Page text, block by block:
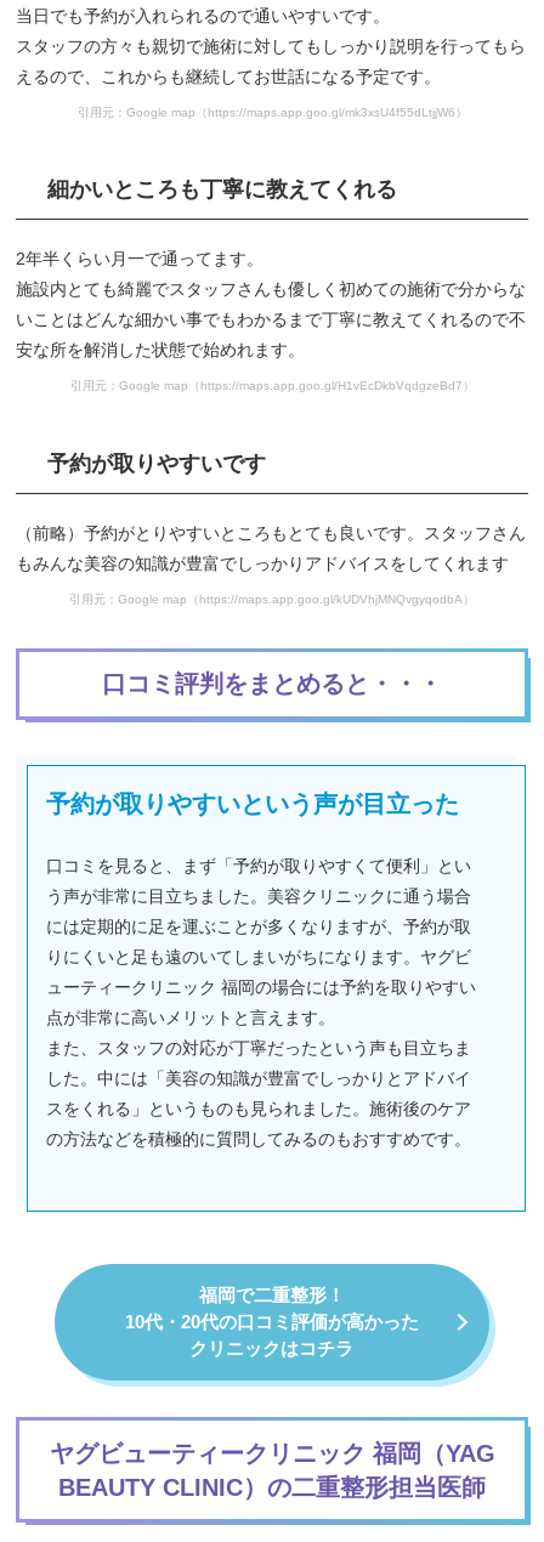
当日でも予約が入れられるので通いやすいです。
スタッフの方々も親切で施術に対してもしっかり説明を行ってもら
えるので、これからも継続してお世話になる予定です。
引用元：Google map（https://maps.app.goo.gl/mk3xsU4f55dLtjjW6）
細かいところも丁寧に教えてくれる
2年半くらい月一で通ってます。
施設内とても綺麗でスタッフさんも優しく初めての施術で分からな
いことはどんな細かい事でもわかるまで丁寧に教えてくれるので不
安な所を解消した状態で始めれます。
引用元：Google map（https://maps.app.goo.gl/H1vEcDkbVqdgzeBd7）
予約が取りやすいです
（前略）予約がとりやすいところもとても良いです。スタッフさん
もみんな美容の知識が豊富でしっかりアドバイスをしてくれます
引用元：Google map（https://maps.app.goo.gl/kUDVhjMNQvgyqodbA）
口コミ評判をまとめると・・・
予約が取りやすいという声が目立った
口コミを見ると、まず「予約が取りやすくて便利」とい
う声が非常に目立ちました。美容クリニックに通う場合
には定期的に足を運ぶことが多くなりますが、予約が取
りにくいと足も遠のいてしまいがちになります。ヤグビ
ューティークリニック 福岡の場合には予約を取りやすい
点が非常に高いメリットと言えます。
また、スタッフの対応が丁寧だったという声も目立ちま
した。中には「美容の知識が豊富でしっかりとアドバイ
スをくれる」というものも見られました。施術後のケア
の方法などを積極的に質問してみるのもおすすめです。
福岡で二重整形！
10代・20代の口コミ評価が高かった
クリニックはコチラ
ヤグビューティークリニック 福岡（YAG
BEAUTY CLINIC）の二重整形担当医師